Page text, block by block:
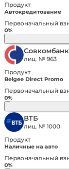
Продукт
Автокредитование
Первоначальный
0%
Совкомбанк
лиц. № 963
Продукт
Belgee Direct Promo
Первоначальный
0%
ВТБ
лиц. № 1000
Продукт
Наличные на авто
Первоначальный
0%